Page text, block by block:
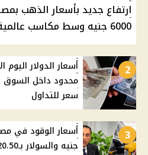
6000 جنيه وسط مكاسب عالمية للمعدن
2
أسعار الدولار
محدود داخل السوق
سعر للتداول
3
جنيه والسولار بـ20.50 جنيه